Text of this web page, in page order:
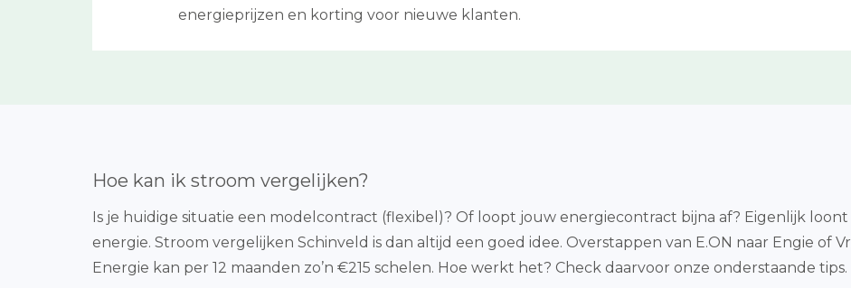
energieprijzen en korting voor nieuwe klanten.
Hoe kan ik stroom vergelijken?
Is je huidige situatie een modelcontract (flexibel)? Of loopt jouw energiecontract bijna af? Eigenlijk
energie. Stroom vergelijken Schinveld is dan altijd een goed idee. Overstappen van E.ON naar Engie of
Energie kan per 12 maanden zo’n €215 schelen. Hoe werkt het? Check daarvoor onze onderstaande tips.